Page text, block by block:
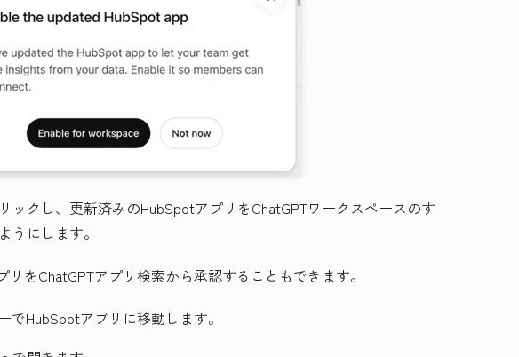
ックし、更新済みのHubSpotアプリをChatGPTワークスペースのす
うにします。
リをChatGPTアプリ検索から承認することもできます。
でHubSpotアプリに移動します。